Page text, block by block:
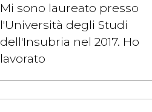
Mi sono laureato presso
l'Università degli Studi
dell'Insubria nel 2017. Ho
lavorato